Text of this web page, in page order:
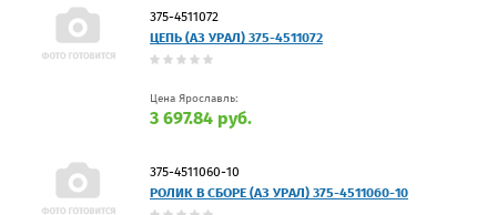
375-4511072
ЦЕПЬ (АЗ УРАЛ) 375-4511072
Цена Ярославль:
3 697.84 руб.
375-4511060-10
РОЛИК В СБОРЕ (АЗ УРАЛ) 375-4511060-10